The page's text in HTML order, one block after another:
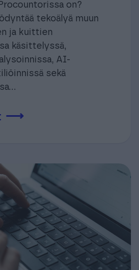
on?
tekoälyä muun
ja kuittien
käsittelyssä,
AI-
sekä
⟶